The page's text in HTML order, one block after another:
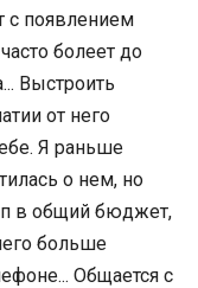
с появлением
болеет до
Выстроить
от него
Я раньше
о нем, но
п в общий бюджет,
больше
Общается с